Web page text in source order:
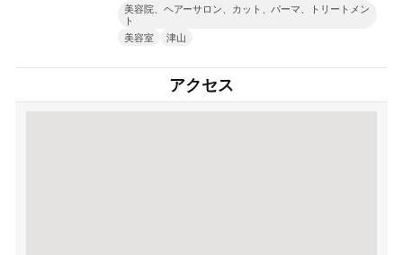
美容院、ヘアーサロン、カット、パーマ、トリートメン
ト
美容室
津山
アクセス